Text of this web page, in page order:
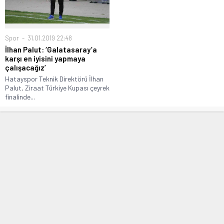
Spor 31.01.2019 22:48
İlhan Palut: ‘Galatasaray’a
karşı en iyisini yapmaya
çalışacağız’
Hatayspor Teknik Direktörü İlhan
Palut, Ziraat Türkiye Kupası çeyrek
finalinde...